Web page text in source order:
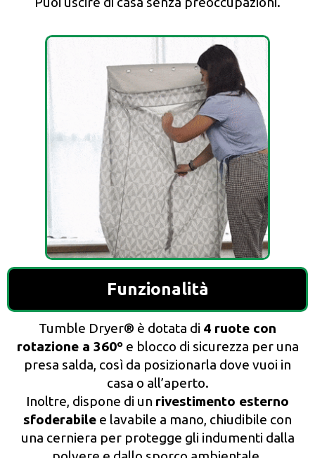
Funzionalità
Tumble Dryer® è dotata di 4 ruote con
rotazione a 360ºe blocco di sicurezza per una
presa salda, così da posizionarla dove vuoi in
casa o all’aperto.
Inoltre, dispone di un rivestimento esterno
sfoderabile e lavabile a mano, chiudibile con
una cerniera per protegge gli indumenti dalla